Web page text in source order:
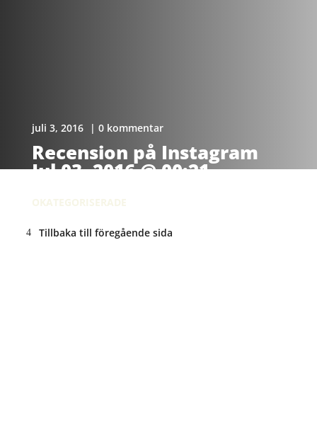
juli 3, 2016 | 0 kommentar
Recension på Instagram
Jul 03, 2016 @ 00:21
OKATEGORISERADE
Tillbaka till föregående sida